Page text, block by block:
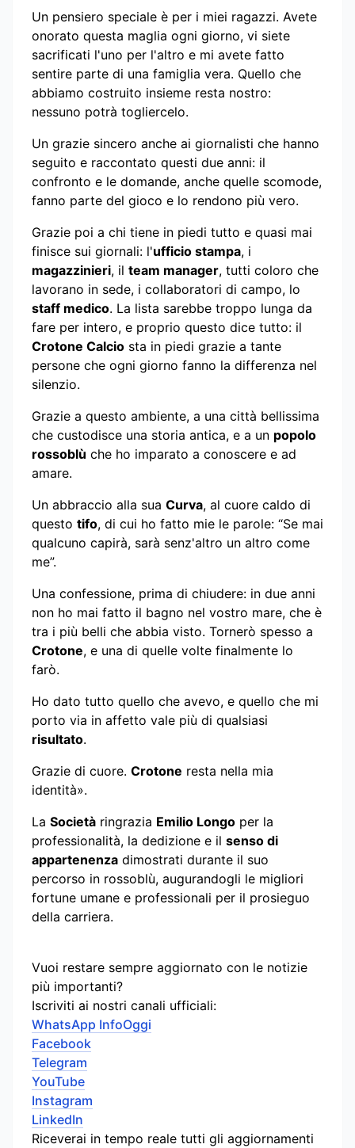
Un pensiero speciale è per i miei ragazzi. Avete
onorato questa maglia ogni giorno, vi siete
sacrificati l'uno per l'altro e mi avete fatto
sentire parte di una famiglia vera. Quello che
abbiamo costruito insieme resta nostro:
nessuno potrà togliercelo.
Un grazie sincero anche ai giornalisti che hanno
seguito e raccontato questi due anni: il
confronto e le domande, anche quelle scomode,
fanno parte del gioco e lo rendono più vero.
Grazie poi a chi tiene in piedi tutto e quasi mai
finisce sui giornali: l'ufficio stampa, i
magazzinieri, il team manager, tutti coloro che
lavorano in sede, i collaboratori di campo, lo
staff medico. La lista sarebbe troppo lunga da
fare per intero, e proprio questo dice tutto: il
Crotone Calcio sta in piedi grazie a tante
persone che ogni giorno fanno la differenza nel
silenzio.
Grazie a questo ambiente, a una città bellissima
che custodisce una storia antica, e a un popolo
rossoblù che ho imparato a conoscere e ad
amare.
Un abbraccio alla sua Curva, al cuore caldo di
questo tifo, di cui ho fatto mie le parole: “Se mai
qualcuno capirà, sarà senz'altro un altro come
me”.
Una confessione, prima di chiudere: in due anni
non ho mai fatto il bagno nel vostro mare, che è
tra i più belli che abbia visto. Tornerò spesso a
Crotone, e una di quelle volte finalmente lo
farò.
Ho dato tutto quello che avevo, e quello che mi
porto via in affetto vale più di qualsiasi
risultato.
Grazie di cuore. Crotone resta nella mia
identità».
La Società ringrazia Emilio Longo per la
professionalità, la dedizione e il senso di
appartenenza dimostrati durante il suo
percorso in rossoblù, augurandogli le migliori
fortune umane e professionali per il prosieguo
della carriera.
Vuoi restare sempre aggiornato con le notizie
più importanti?
Iscriviti ai nostri canali ufficiali:
WhatsApp InfoOggi
Facebook
Telegram
YouTube
Instagram
LinkedIn
Riceverai in tempo reale tutti gli aggiornamenti